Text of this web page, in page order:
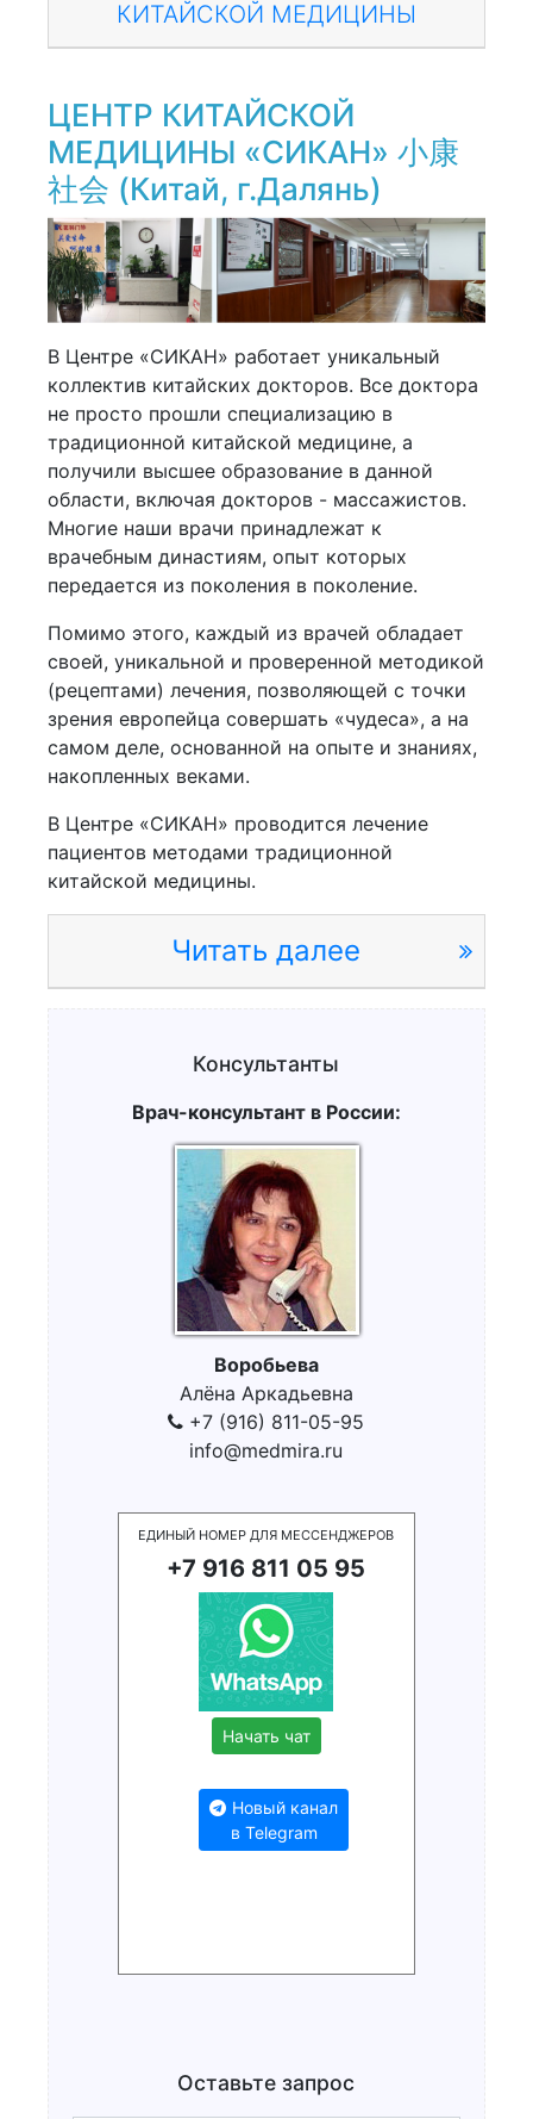
КИТАЙСКОЙ МЕДИЦИНЫ
ЦЕНТР КИТАЙСКОЙ
МЕДИЦИНЫ «СИКАН» 小康
社会 (Китай, г.Далянь)
В Центре «СИКАН» работает уникальный
коллектив китайских докторов. Все доктора
не просто прошли специализацию в
традиционной китайской медицине, а
получили высшее образование в данной
области, включая докторов - массажистов.
Многие наши врачи принадлежат к
врачебным династиям, опыт которых
передается из поколения в поколение.
Помимо этого, каждый из врачей обладает
своей, уникальной и проверенной методикой
(рецептами) лечения, позволяющей с точки
зрения европейца совершать «чудеса», а на
самом деле, основанной на опыте и знаниях,
накопленных веками.
В Центре «СИКАН» проводится лечение
пациентов методами традиционной
китайской медицины.
Читать далее
Консультанты
Врач-консультант в России:
Воробьева
Алёна Аркадьевна
+7 (916) 811-05-95
info@medmira.ru
ЕДИНЫЙ НОМЕР ДЛЯ МЕССЕНДЖЕРОВ
+7 916 811 05 95
Начать чат
Новый канал
в Telegram
Оставьте запрос